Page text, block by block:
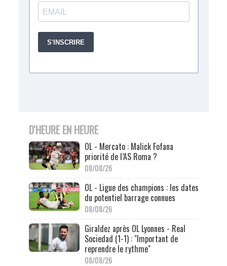
D'HEURE EN HEURE
OL - Mercato : Malick Fofana
priorité de l’AS Roma ?
08/08/26
OL - Ligue des champions : les dates
du potentiel barrage connues
08/08/26
Giraldez après OL Lyonnes - Real
Sociedad (1-1) : "Important de
reprendre le rythme"
08/08/26